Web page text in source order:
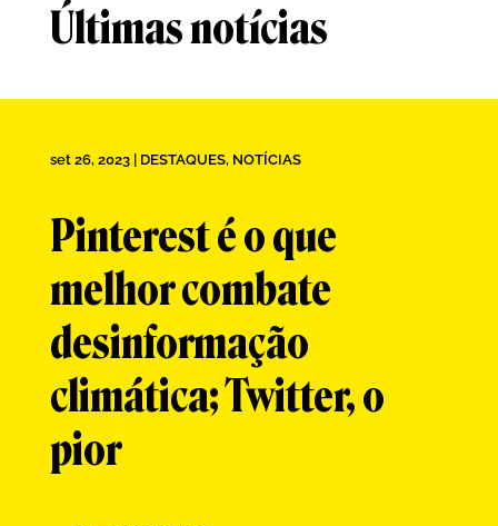
Últimas notícias
set 26, 2023| DESTAQUES, NOTÍCIAS
Pinterest é o que
melhor combate
desinformação
climática; Twitter, o
pior